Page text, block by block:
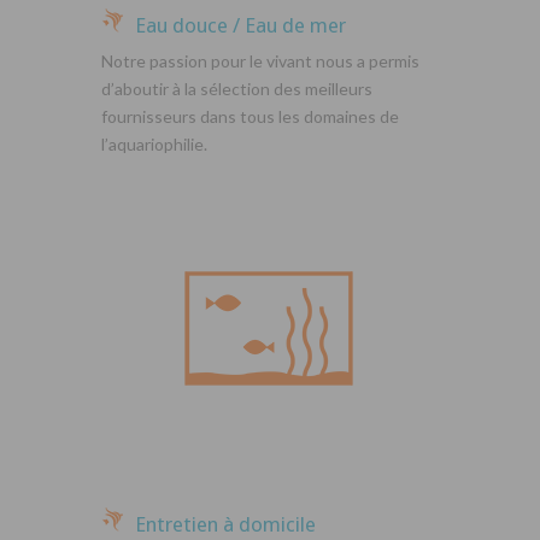
Eau douce / Eau de mer
Notre passion pour le vivant nous a permis
d’aboutir à la sélection des meilleurs
fournisseurs dans tous les domaines de
l’aquariophilie.
Entretien à domicile